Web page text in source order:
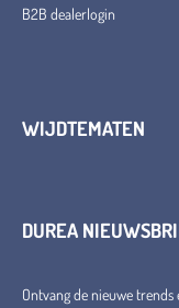
B2B dealerlogin
WIJDTEMATEN
DUREA
Ontvang de nieuwe